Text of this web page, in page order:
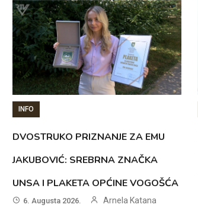
INFO
DVOSTRUKO PRIZNANJE ZA EMU
JAKUBOVIĆ: SREBRNA ZNAČKA
UNSA I PLAKETA OPĆINE VOGOŠĆA
6. Augusta 2026. Arnela Katana